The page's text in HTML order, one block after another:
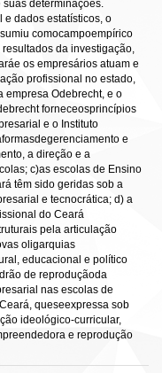
determinações.
dados estatísticos, o
comocampoempírico
da investigação,
os empresários atuam e
profissional no estado,
empresa Odebrecht, e o
forneceosprincípios
e o Instituto
e
a direção e a
c)as escolas de Ensino
têm sido geridas sob a
e tecnocrática; d) a
do Ceará
pela articulação
oligarquias
educacional e político
de reproduçãoda
nas escolas de
queseexpressa sob
ideológico-curricular,
e reprodução